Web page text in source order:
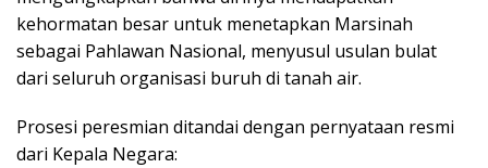
kehormatan besar untuk menetapkan Marsinah
sebagai Pahlawan Nasional, menyusul usulan bulat
dari seluruh organisasi buruh di tanah air.
Prosesi peresmian ditandai dengan pernyataan resmi
dari Kepala Negara: